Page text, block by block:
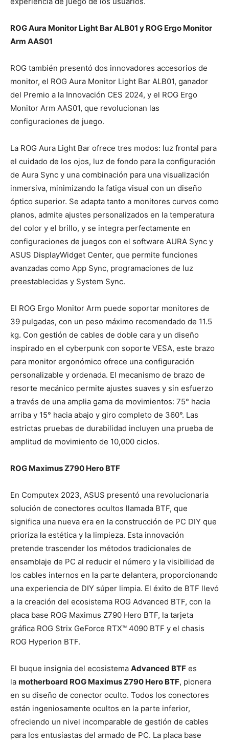
ROG Aura Monitor Light Bar ALB01 y ROG Ergo Monitor
Arm AAS01
ROG también presentó dos innovadores accesorios de
monitor, el ROG Aura Monitor Light Bar ALB01, ganador
del Premio a la Innovación CES 2024, y el ROG Ergo
Monitor Arm AAS01, que revolucionan las
configuraciones de juego.
La ROG Aura Light Bar ofrece tres modos: luz frontal para
el cuidado de los ojos, luz de fondo para la configuración
de Aura Sync y una combinación para una visualización
inmersiva, minimizando la fatiga visual con un diseño
óptico superior. Se adapta tanto a monitores curvos como
planos, admite ajustes personalizados en la temperatura
del color y el brillo, y se integra perfectamente en
configuraciones de juegos con el software AURA Sync y
ASUS DisplayWidget Center, que permite funciones
avanzadas como App Sync, programaciones de luz
preestablecidas y System Sync.
El ROG Ergo Monitor Arm puede soportar monitores de
39 pulgadas, con un peso máximo recomendado de 11.5
kg. Con gestión de cables de doble cara y un diseño
inspirado en el cyberpunk con soporte VESA, este brazo
para monitor ergonómico ofrece una configuración
personalizable y ordenada. El mecanismo de brazo de
resorte mecánico permite ajustes suaves y sin esfuerzo
a través de una amplia gama de movimientos: 75° hacia
arriba y 15° hacia abajo y giro completo de 360°. Las
estrictas pruebas de durabilidad incluyen una prueba de
amplitud de movimiento de 10,000 ciclos.
ROG Maximus Z790 Hero BTF
En Computex 2023, ASUS presentó una revolucionaria
solución de conectores ocultos llamada BTF, que
significa una nueva era en la construcción de PC DIY que
prioriza la estética y la limpieza. Esta innovación
pretende trascender los métodos tradicionales de
ensamblaje de PC al reducir el número y la visibilidad de
los cables internos en la parte delantera, proporcionando
una experiencia de DIY súper limpia. El éxito de BTF llevó
a la creación del ecosistema ROG Advanced BTF, con la
placa base ROG Maximus Z790 Hero BTF, la tarjeta
gráfica ROG Strix GeForce RTX™ 4090 BTF y el chasis
ROG Hyperion BTF.
El buque insignia del ecosistema Advanced BTF es
la motherboard ROG Maximus Z790 Hero BTF, pionera
en su diseño de conector oculto. Todos los conectores
están ingeniosamente ocultos en la parte inferior,
ofreciendo un nivel incomparable de gestión de cables
para los entusiastas del armado de PC. La placa base